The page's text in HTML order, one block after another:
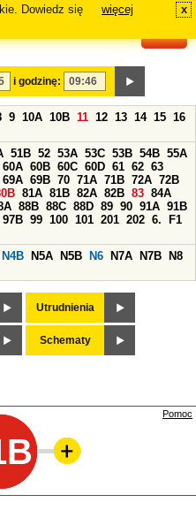
Dowiedz się
więcej x
i godzinę:
9 10A 10B 11 12 13 14 15 16
51B 52 53A 53C 53B 54B 55A
60A 60B 60C 60D 61 62 63
69A 69B 70 71A 71B 72A 72B
81A 81B 82A 82B 83 84A
88B 88C 88D 89 90 91A 91B
97B 99 100 101 201 202 6.
F1
N4B N5A N5B N6 N7A N7B
N8
Utrudnienia
Schematy
Pomoc